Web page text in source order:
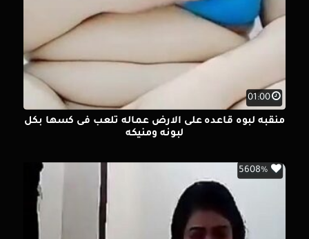
01:00
منقبه لبوه قاعده على الارض عماله تلعب فى كسها بكل
لبونه ومنيكه
5608%